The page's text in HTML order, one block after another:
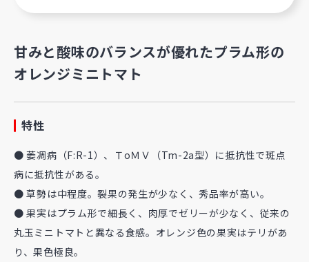
甘みと酸味のバランスが優れたプラム形の
オレンジミニトマト
特性
● 萎凋病（F:R-1）、ＴoＭＶ（Tm-2a型）に抵抗性で斑点
病に抵抗性がある。
● 草勢は中程度。裂果の発生が少なく、秀品率が高い。
● 果実はプラム形で細長く、肉厚でゼリーが少なく、従来の
丸玉ミニトマトと異なる食感。オレンジ色の果実はテリがあ
り、果色極良。